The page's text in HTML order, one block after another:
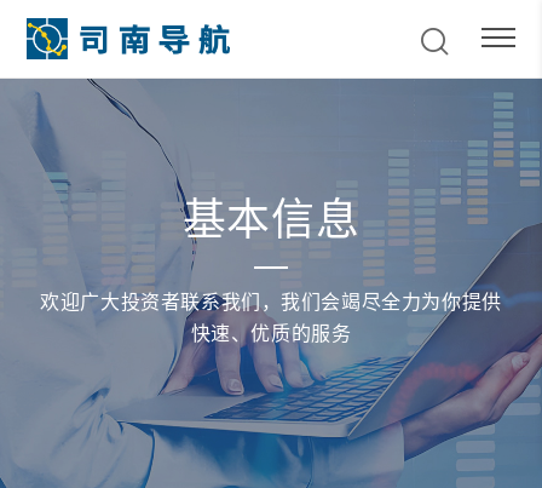
基本信息
欢迎广大投资者联系我们，我们会竭尽全力为你提供
快速、优质的服务